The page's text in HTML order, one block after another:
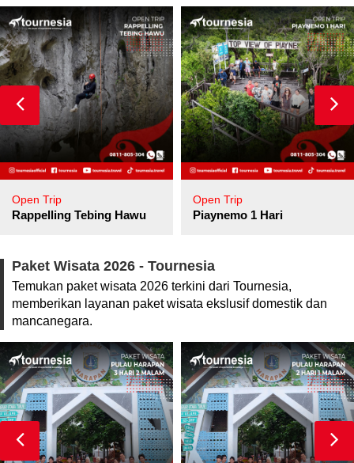
Open Trip
Rappelling Tebing Hawu
Open Trip
Piaynemo 1 Hari
Paket Wisata 2026 - Tournesia
Temukan paket wisata 2026 terkini dari Tournesia,
memberikan layanan paket wisata ekslusif domestik dan
mancanegara.